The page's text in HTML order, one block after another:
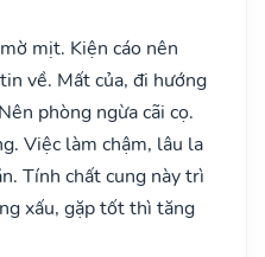
mịt. Kiện cáo nên
về. Mất của, đi hướng
phòng ngừa cãi cọ.
Việc làm chậm, lâu la
Tính chất cung này trì
xấu, gặp tốt thì tăng